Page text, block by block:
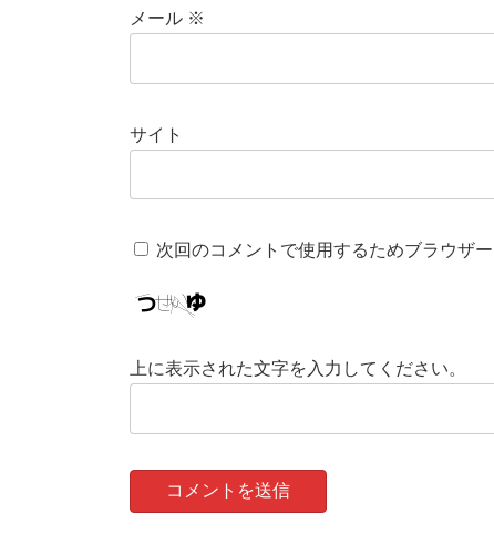
メール ※
サイト
次回のコメントで使用するためブラウザ
上に表示された文字を入力してください。